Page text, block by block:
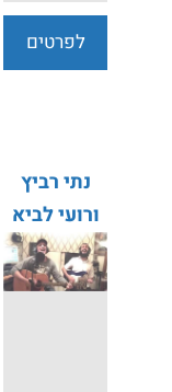
לפרטים
נתי רביץ
ורועי לביא